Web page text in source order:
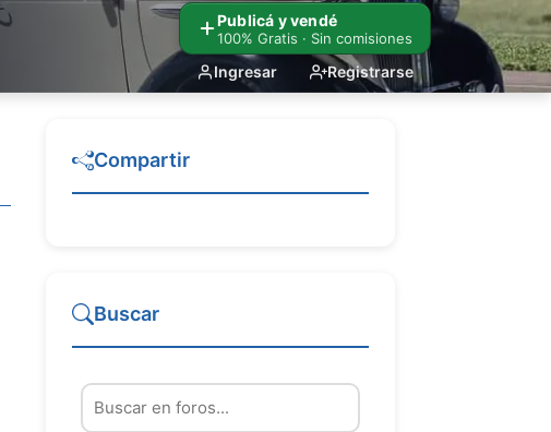
Publicá y vendé
100% Gratis · Sin comisiones
Ingresar Registrarse
Compartir
Buscar